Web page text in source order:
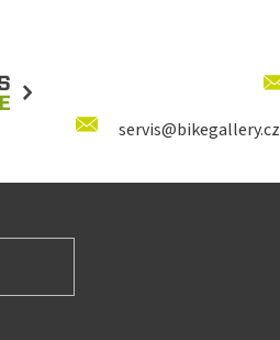
servis@bikegallery.cz